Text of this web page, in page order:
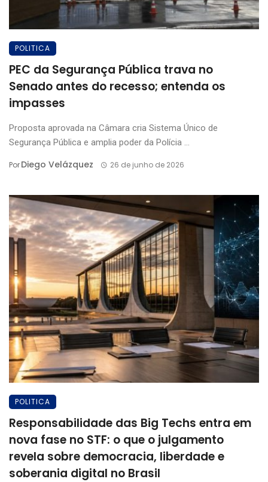
POLITICA
PEC da Segurança Pública trava no
Senado antes do recesso; entenda os
impasses
Proposta aprovada na Câmara cria Sistema Único de
Segurança Pública e amplia poder da Polícia ...
PorDiego Velázquez 26 de junho de 2026
POLITICA
Responsabilidade das Big Techs entra em
nova fase no STF: o que o julgamento
revela sobre democracia, liberdade e
soberania digital no Brasil